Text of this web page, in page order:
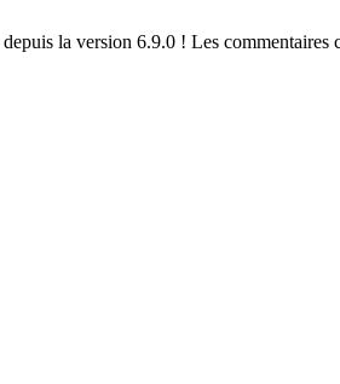
depuis la version 6.9.0 ! Les commentaires